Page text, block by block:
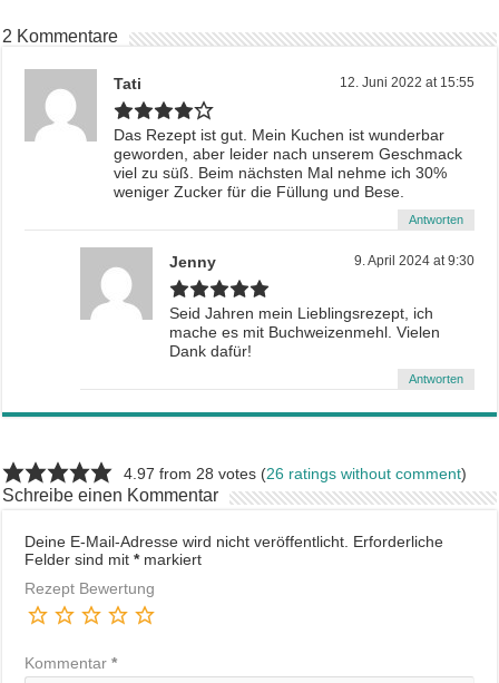
2 Kommentare
Tati 12. Juni 2022 at 15:55
Das Rezept ist gut. Mein Kuchen ist wunderbar
geworden, aber leider nach unserem Geschmack
viel zu süß. Beim nächsten Mal nehme ich 30%
weniger Zucker für die Füllung und Bese.
Antworten
Jenny 9. April 2024 at 9:30
Seid Jahren mein Lieblingsrezept, ich
mache es mit Buchweizenmehl. Vielen
Dank dafür!
Antworten
4.97 from 28 votes (26 ratings without comment)
Schreibe einen Kommentar
Deine E-Mail-Adresse wird nicht veröffentlicht. Erforderliche
Felder sind mit*markiert
Rezept Bewertung
Kommentar*